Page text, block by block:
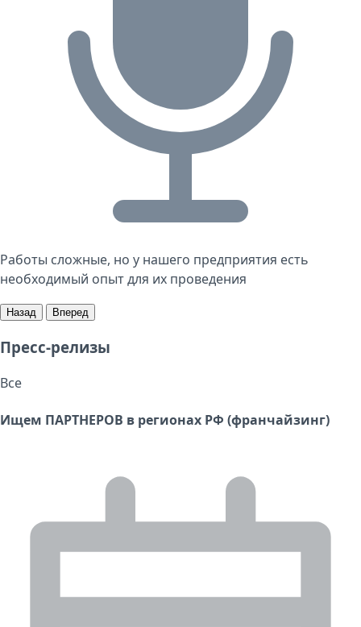
Работы сложные, но у нашего предприятия есть
необходимый опыт для их проведения
Назад Вперед
Пресс-релизы
Все
Ищем ПАРТНЕРОВ в регионах РФ (франчайзинг)